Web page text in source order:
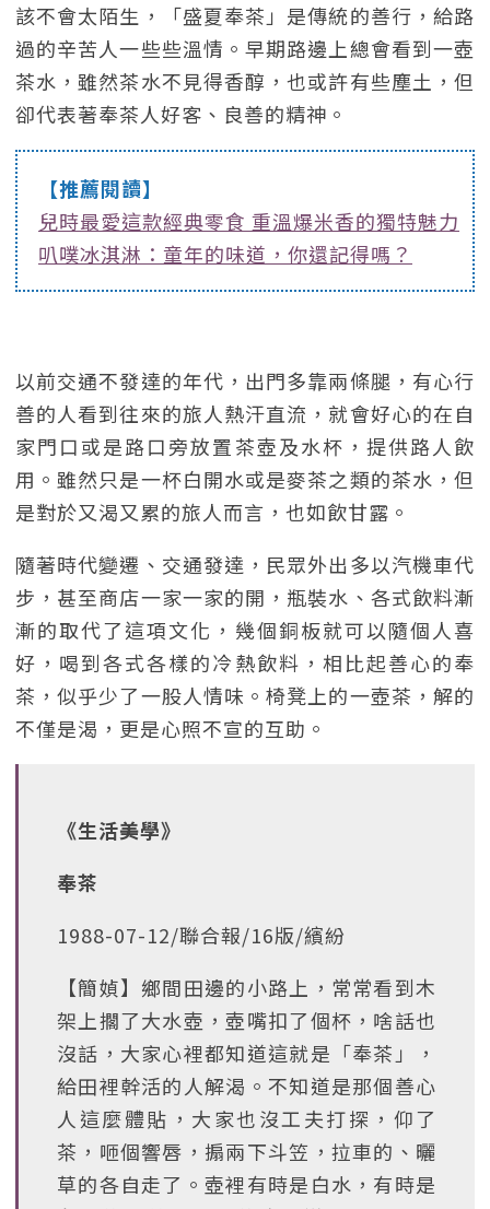
該不會太陌生，「盛夏奉茶」是傳統的善行，給路
過的辛苦人一些些溫情。早期路邊上總會看到一壺
茶水，雖然茶水不見得香醇，也或許有些塵土，但
卻代表著奉茶人好客、良善的精神。
【推薦閱讀】
兒時最愛這款經典零食 重溫爆米香的獨特魅力
叭噗冰淇淋：童年的味道，你還記得嗎？
以前交通不發達的年代，出門多靠兩條腿，有心行
善的人看到往來的旅人熱汗直流，就會好心的在自
家門口或是路口旁放置茶壺及水杯，提供路人飲
用。雖然只是一杯白開水或是麥茶之類的茶水，但
是對於又渴又累的旅人而言，也如飲甘露。
隨著時代變遷、交通發達，民眾外出多以汽機車代
步，甚至商店一家一家的開，瓶裝水、各式飲料漸
漸的取代了這項文化，幾個銅板就可以隨個人喜
好，喝到各式各樣的冷熱飲料，相比起善心的奉
茶，似乎少了一股人情味。椅凳上的一壺茶，解的
不僅是渴，更是心照不宣的互助。
《生活美學》
奉茶
1988-07-12/聯合報/16版/繽紛
【簡媜】鄉間田邊的小路上，常常看到木
架上擱了大水壺，壺嘴扣了個杯，啥話也
沒話，大家心裡都知道這就是「奉茶」，
給田裡幹活的人解渴。不知道是那個善心
人這麼體貼，大家也沒工夫打探，仰了
茶，咂個響唇，搧兩下斗笠，拉車的、曬
草的各自走了。壺裡有時是白水，有時是